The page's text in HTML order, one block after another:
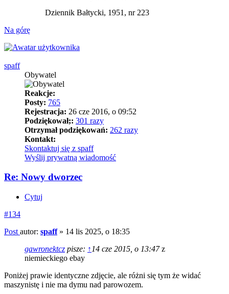
Dziennik Bałtycki, 1951, nr 223
Na górę
spaff
Obywatel
Reakcje:
Posty: 765
Rejestracja: 26 cze 2016, o 09:52
Podziękował;: 301 razy
Otrzymał podziękowań: 262 razy
Kontakt:
Skontaktuj się z spaff
Wyślij prywatną wiadomość
Re: Nowy dworzec
Cytuj
#134
Post autor: spaff» 14 lis 2025, o 18:35
gawronektcz pisze: ↑ 14 cze 2015, o 13:47z
niemieckiego ebay
Poniżej prawie identyczne zdjęcie, ale różni się tym że widać
maszynistę i nie ma dymu nad parowozem.